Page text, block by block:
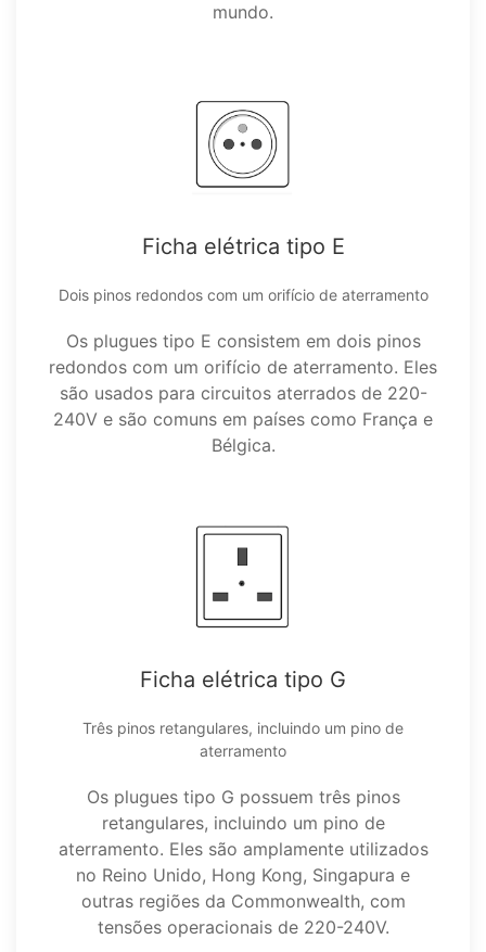
mundo.
Ficha elétrica tipo E
Dois pinos redondos com um orifício de aterramento
Os plugues tipo E consistem em dois pinos
redondos com um orifício de aterramento. Eles
são usados para circuitos aterrados de 220-
240V e são comuns em países como França e
Bélgica.
Ficha elétrica tipo G
Três pinos retangulares, incluindo um pino de
aterramento
Os plugues tipo G possuem três pinos
retangulares, incluindo um pino de
aterramento. Eles são amplamente utilizados
no Reino Unido, Hong Kong, Singapura e
outras regiões da Commonwealth, com
tensões operacionais de 220-240V.